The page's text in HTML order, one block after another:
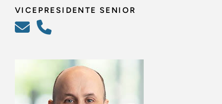
VICEPRESIDENTE SENIOR